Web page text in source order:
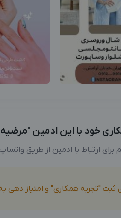
خود با این ادمین "مرضیه
برای ارتباط با ادمین از طریق
ثبت "تجربه همکاری" و امتیاز